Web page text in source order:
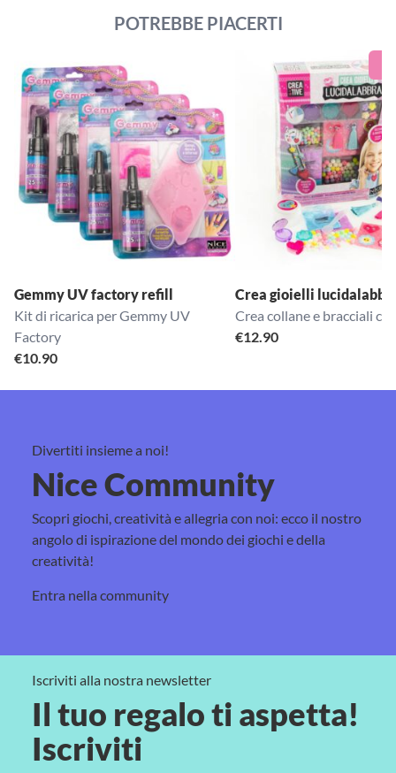
POTREBBE PIACERTI
Gemmy UV factory refill
Kit di ricarica per Gemmy UV
Factory
€10.90
Crea gioielli
Crea collane e bracciali
€12.90
Divertiti insieme a noi!
Nice Community
Scopri giochi, creatività e allegria con noi: ecco il nostro
angolo di ispirazione del mondo dei giochi e della
creatività!
Entra nella community
Iscriviti alla nostra newsletter
Il tuo regalo ti aspetta!
Iscriviti